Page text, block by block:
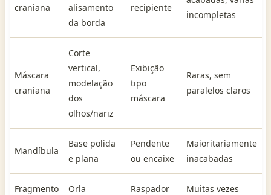
craniana
alisamento
da borda
recipiente
incompletas
Máscara
craniana
Corte
vertical,
modelação
dos
olhos/nariz
Exibição
tipo
máscara
Raras, sem
paralelos claros
Mandíbula
Base polida
e plana
Pendente
ou encaixe
Maioritariamente
inacabadas
Fragmento
Orla
Raspador
Muitas vezes